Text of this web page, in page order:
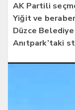
AK Partili
Yiğit ve
Düzce Belediye
Anıtpark’taki